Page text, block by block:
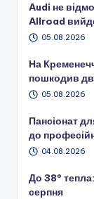
Audi не
Allroad
05.08.2026
На
пошкодив
05.08.2026
Пансіонат
до
04.08.2026
До 38°
серпня